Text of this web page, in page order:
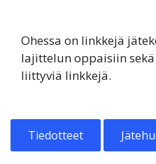
Ohessa on linkkejä
lajittelun oppaisiin
liittyviä linkkejä.
Tiedotteet